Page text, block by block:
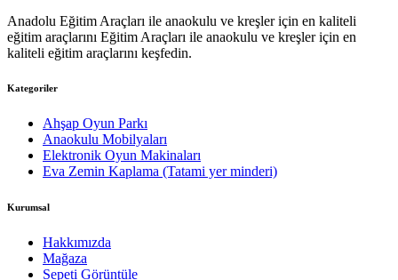
Anadolu Eğitim Araçları ile anaokulu ve kreşler için en kaliteli
eğitim araçlarını Eğitim Araçları ile anaokulu ve kreşler için en
kaliteli eğitim araçlarını keşfedin.
Kategoriler
Ahşap Oyun Parkı
Anaokulu Mobilyaları
Elektronik Oyun Makinaları
Eva Zemin Kaplama (Tatami yer minderi)
Kurumsal
Hakkımızda
Mağaza
Sepeti Görüntüle